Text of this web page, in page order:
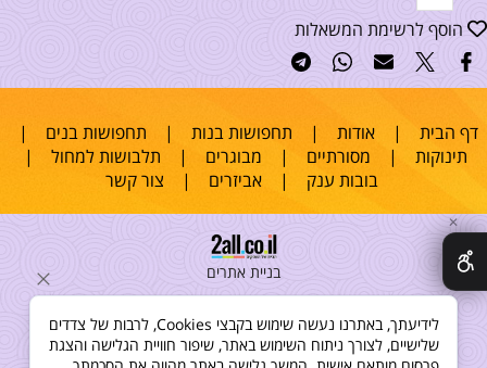
הוסף לרשימת המשאלות
דף הבית |אודות | תחפושות בנות | תחפושות בנים |
תינוקות | מסורתיים | מבוגרים | תלבושות למחול |
בובות ענק |אביזרים | צור קשר
בניית אתרים
✕
לידיעתך, באתרנו נעשה שימוש בקבצי Cookies, לרבות של צדדים
שלישיים, לצורך ניתוח השימוש באתר, שיפור חוויית הגלישה והצגת